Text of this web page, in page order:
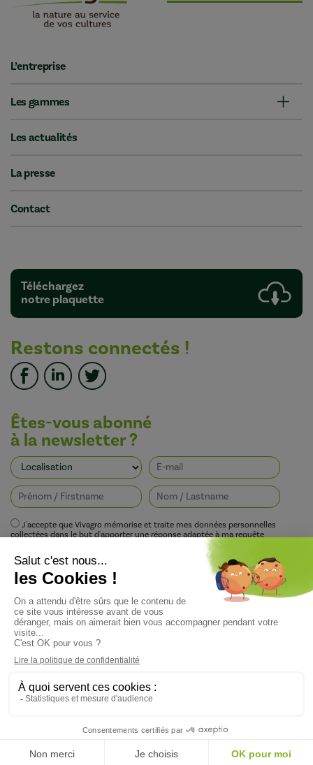
L’entreprise
Les gammes
Les actualités
La presse
Contact
Téléchargez
notre plaquette
Restons connectés !
Êtes-vous abonné
à la newsletter ?
J'accepte que Vivagro mémorise et traite mes données personnelles
collectées dans le but d'apporter une réponse adaptée à ma requête
conformément à la politique de protection de la vie privée de Vivagro.
I agree that Vivagro stores and processes my personal data collected in order
to provide an appropriate response to my request in accordance with
Vivagro's privacy policy.
Copyright ©Vivagro — Conception du site : Agence Pixelus - Direction Artistique :